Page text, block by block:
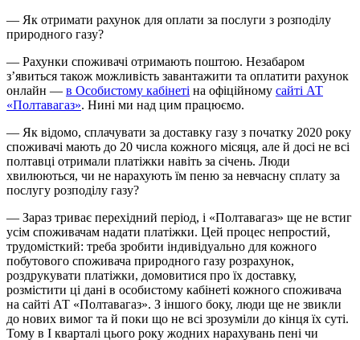
— Як отримати рахунок для оплати за послуги з розподілу
природного газу?
— Рахунки споживачі отримають поштою. Незабаром
з’явиться також можливість завантажити та оплатити рахунок
онлайн — в Особистому кабінеті на офіційному сайті АТ
«Полтавагаз». Нині ми над цим працюємо.
— Як відомо, сплачувати за доставку газу з початку 2020 року
споживачі мають до 20 числа кожного місяця, але й досі не всі
полтавці отримали платіжки навіть за січень. Люди
хвилюються, чи не нарахують їм пеню за невчасну сплату за
послугу розподілу газу?
— Зараз триває перехідний період, і «Полтавагаз» ще не встиг
усім споживачам надати платіжки. Цей процес непростий,
трудомісткий: треба зробити індивідуально для кожного
побутового споживача природного газу розрахунок,
роздрукувати платіжки, домовитися про їх доставку,
розмістити ці дані в особистому кабінеті кожного споживача
на сайті АТ «Полтавагаз». З іншого боку, люди ще не звикли
до нових вимог та й поки що не всі зрозуміли до кінця їх суті.
Тому в І кварталі цього року жодних нарахувань пені чи